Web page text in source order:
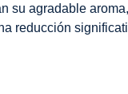
su agradable
reducción